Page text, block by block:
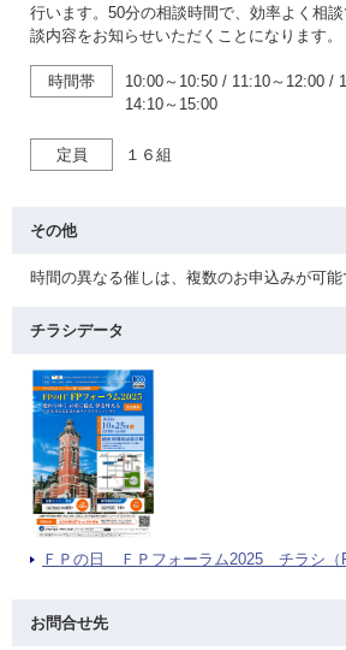
行います。50分の相談時間で、効率よく相
談内容をお知らせいただくことになります。
時間帯 10:00～10:50 / 11:10～12:00 /
14:10～15:00
定員 １６組
その他
時間の異なる催しは、複数のお申込みが可能
チラシデータ
ＦＰの日 ＦＰフォーラム2025 チラシ（
お問合せ先